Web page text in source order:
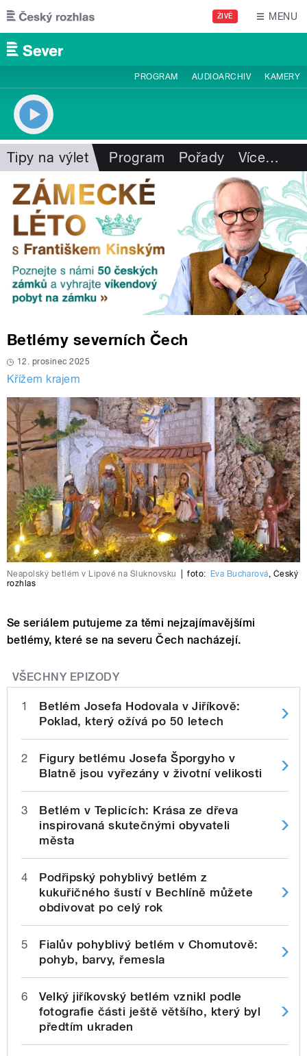
Přejít k hlavnímu obsahu
ŽIVĚ MENU
PROGRAM AUDIOARCHIV KAMERY
Tipy na výlet Program Pořady Více…
Betlémy severních Čech
12. prosinec 2025
Křížem krajem
Neapolský betlém v Lipové na Šluknovsku foto: Eva Bucharová, Český
rozhlas
Se seriálem putujeme za těmi nejzajímavějšími
betlémy, které se na severu Čech nacházejí.
VŠECHNY EPIZODY
1
Betlém Josefa Hodovala v Jiříkově:
Poklad, který ožívá po 50 letech
2
Figury betlému Josefa Šporgyho v
Blatně jsou vyřezány v životní velikosti
3
Betlém v Teplicích: Krása ze dřeva
inspirovaná skutečnými obyvateli
města
4
Podřipský pohyblivý betlém z
kukuřičného šustí v Bechlíně můžete
obdivovat po celý rok
5
Fialův pohyblivý betlém v Chomutově:
pohyb, barvy, řemesla
6
Velký jiříkovský betlém vznikl podle
fotografie části ještě většího, který byl
předtím ukraden